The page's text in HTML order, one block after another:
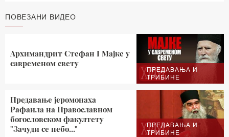
ПОВЕЗАНИ ВИДЕО
ПРЕДАВАЊА И
ТРИБИНЕ
Архимандрит Стефан I Мајке у
савременом свету
ПРЕДАВАЊА И
ТРИБИНЕ
Предавање јеромонаха
Рафаила на Православном
богословском факултету
"Зачуди се небо..."